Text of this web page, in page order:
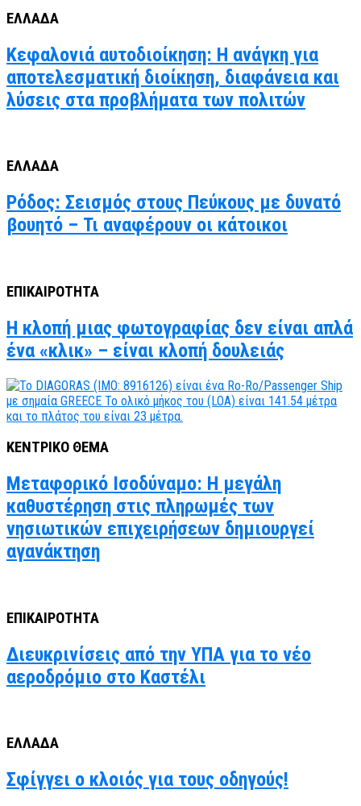
ΕΛΛΑΔΑ
Κεφαλονιά αυτοδιοίκηση: Η ανάγκη για
αποτελεσματική διοίκηση, διαφάνεια και
λύσεις στα προβλήματα των πολιτών
ΕΛΛΑΔΑ
Ρόδος: Σεισμός στους Πεύκους με δυνατό
βουητό – Τι αναφέρουν οι κάτοικοι
ΕΠΙΚΑΙΡΟΤΗΤΑ
Η κλοπή μιας φωτογραφίας δεν είναι απλά
ένα «κλικ» – είναι κλοπή δουλειάς
ΚΕΝΤΡΙΚΟ ΘΕΜΑ
Μεταφορικό Ισοδύναμο: Η μεγάλη
καθυστέρηση στις πληρωμές των
νησιωτικών επιχειρήσεων δημιουργεί
αγανάκτηση
ΕΠΙΚΑΙΡΟΤΗΤΑ
Διευκρινίσεις από την ΥΠΑ για το νέο
αεροδρόμιο στο Καστέλι
ΕΛΛΑΔΑ
Σφίγγει ο κλοιός για τους οδηγούς!